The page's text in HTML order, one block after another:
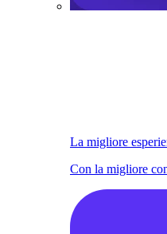
La migliore
Con la migliore